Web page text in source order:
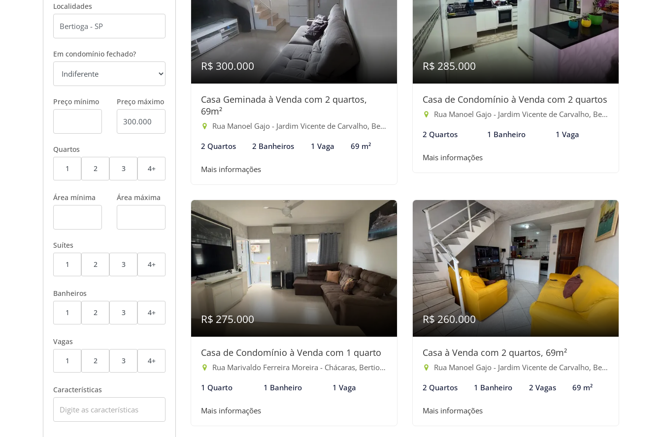
Localidades
Em condomínio fechado?
Preço mínimo Preço máximo
Quartos
1 2 3 4+
Área mínima Área máxima
Suítes
1 2 3 4+
Banheiros
1 2 3 4+
Vagas
1 2 3 4+
Características
R$ 300.000
Casa Geminada à Venda com 2 quartos,
69m²
Rua Manoel Gajo - Jardim Vicente de Carvalho, Bertioga-SP
2 Quartos 2 Banheiros 1 Vaga 69 m²
Mais informações
R$ 285.000
Casa de Condomínio à Venda com 2 quartos
Rua Manoel Gajo - Jardim Vicente de Carvalho, Bertioga-SP
2 Quartos 1 Banheiro 1 Vaga
Mais informações
R$ 275.000
Casa de Condomínio à Venda com 1 quarto
Rua Marivaldo Ferreira Moreira - Chácaras, Bertioga-SP
1 Quarto 1 Banheiro 1 Vaga
Mais informações
R$ 260.000
Casa à Venda com 2 quartos, 69m²
Rua Manoel Gajo - Jardim Vicente de Carvalho, Bertioga-SP
2 Quartos 1 Banheiro 2 Vagas 69 m²
Mais informações